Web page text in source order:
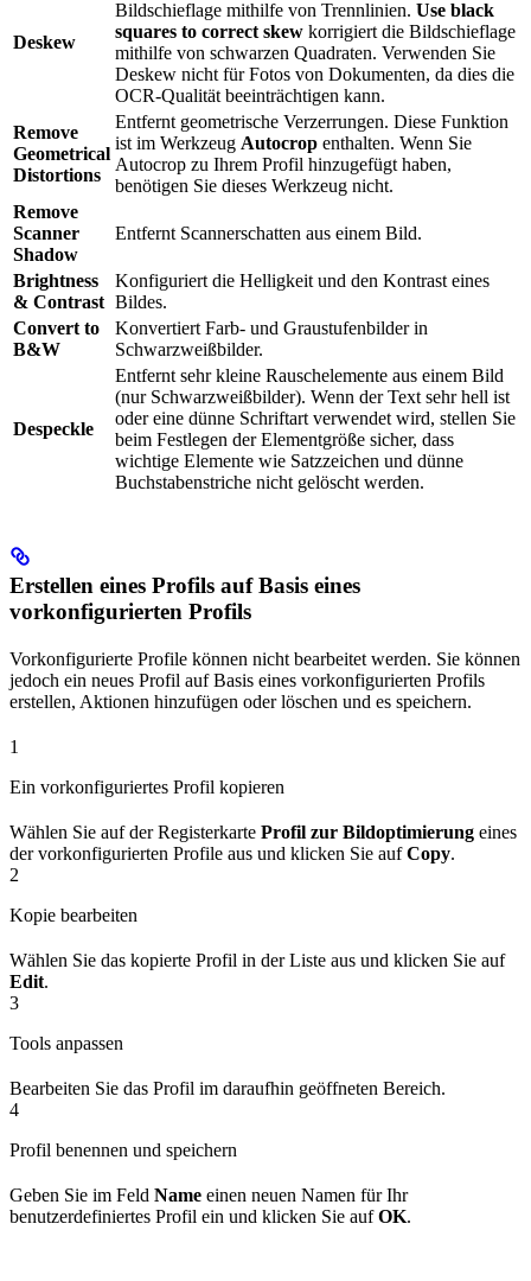
Deskew
Bildschieflage mithilfe von Trennlinien. Use black
squares to correct skew korrigiert die Bildschieflage
mithilfe von schwarzen Quadraten. Verwenden Sie
Deskew nicht für Fotos von Dokumenten, da dies die
OCR-Qualität beeinträchtigen kann.
Remove
Geometrical
Distortions
Entfernt geometrische Verzerrungen. Diese Funktion
ist im Werkzeug Autocrop enthalten. Wenn Sie
Autocrop zu Ihrem Profil hinzugefügt haben,
benötigen Sie dieses Werkzeug nicht.
Remove
Scanner
Shadow
Entfernt Scannerschatten aus einem Bild.
Brightness
& Contrast
Konfiguriert die Helligkeit und den Kontrast eines
Bildes.
Convert to
B&W
Konvertiert Farb- und Graustufenbilder in
Schwarzweißbilder.
Despeckle
Entfernt sehr kleine Rauschelemente aus einem Bild
(nur Schwarzweißbilder). Wenn der Text sehr hell ist
oder eine dünne Schriftart verwendet wird, stellen Sie
beim Festlegen der Elementgröße sicher, dass
wichtige Elemente wie Satzzeichen und dünne
Buchstabenstriche nicht gelöscht werden.
Erstellen eines Profils auf Basis eines
vorkonfigurierten Profils
Vorkonfigurierte Profile können nicht bearbeitet werden. Sie können
jedoch ein neues Profil auf Basis eines vorkonfigurierten Profils
erstellen, Aktionen hinzufügen oder löschen und es speichern.
1
Ein vorkonfiguriertes Profil kopieren
Wählen Sie auf der Registerkarte Profil zur Bildoptimierung eines
der vorkonfigurierten Profile aus und klicken Sie aufCopy.
2
Kopie bearbeiten
Wählen Sie das kopierte Profil in der Liste aus und klicken Sie auf
Edit.
3
Tools anpassen
Bearbeiten Sie das Profil im daraufhin geöffneten Bereich.
4
Profil benennen und speichern
Geben Sie im Feld Name einen neuen Namen für Ihr
benutzerdefiniertes Profil ein und klicken Sie aufOK.